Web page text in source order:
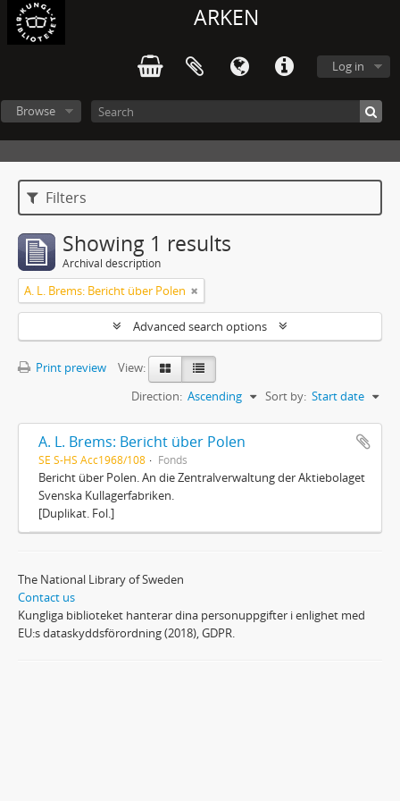
ARKEN
Log in
Browse
Filters
Showing 1 results
Archival description
A. L. Brems: Bericht über Polen
Advanced search options
Print preview
View:
Sort by: Start date
Direction: Ascending
A. L. Brems: Bericht über Polen
SE S-HS Acc1968/108 Fonds
Bericht über Polen. An die Zentralverwaltung der Aktiebolaget
Svenska Kullagerfabriken.
[Duplikat. Fol.]
The National Library of Sweden
Contact us
Kungliga biblioteket hanterar dina personuppgifter i enlighet med
EU:s dataskyddsförordning (2018), GDPR.